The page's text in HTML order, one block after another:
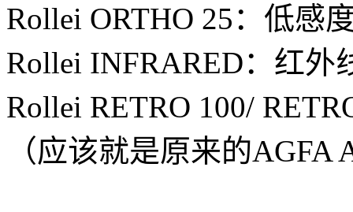
Rollei ORTHO 25：低感
Rollei INFRARED：红外
Rollei RETRO 100/
（应该就是原来的AGFA